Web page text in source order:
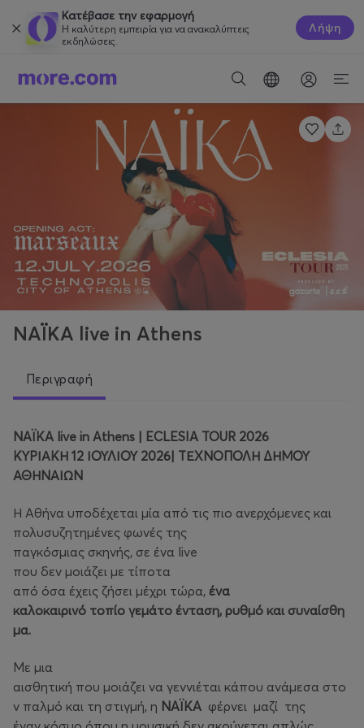
Κατέβασε την εφαρμογή
Η καλύτερη εμπειρία για να ανακαλύπτεις
εκδηλώσεις.
Λήψη
NAΪKA live in Athens
Περιγραφή
NAΪKA live in Athens | ECLESIA TOUR 2026
ΚΥΡΙΑΚΗ 12 ΙΟΥΛΙΟΥ 2026| ΤΕΧΝΟΠΟΛΗ ΔΗΜΟΥ
ΑΘΗΝΑΙΩΝ
Η Αθήνα υποδέχεται μία από τις πιο ανερχόμενες και
πολυσυζητημένες φωνές της
παγκόσμιας σκηνής, σε ένα live
που δεν μοιάζει με τίποτα
από όσα έχεις ζήσει μέχρι τώρα, ένα
καλοκαιρινό τοπίο γεμάτο ένταση, ρυθμό και συναίσθη
μα.
Με μια
αισθητική που μοιάζει να γεννιέται κάπου ανάμεσα στο
ν παλμό και τη στιγμή, η NAΪKA φέρνει μαζί της